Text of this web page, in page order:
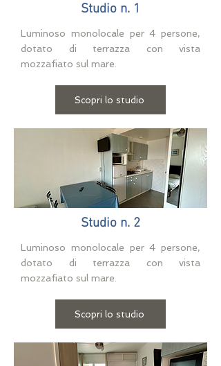
Studio n. 1
Luminoso monolocale per 4 persone,
dotato di terrazza con vista
mozzafiato sul mare.
Scopri lo studio
Studio n. 2
Luminoso monolocale per 4 persone,
dotato di terrazza con vista
mozzafiato sul mare.
Scopri lo studio